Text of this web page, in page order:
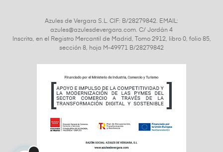
Azules de Vergara S.L. CIF: B/28279842. EMAIL:
azules@azulesdevergara.com. C/ Jordán 4
Inscrita, en el Registro Mercantil de Madrid, Tomo 2912, libro 0, folio 85,
sección 8, hoja M-49971 B/28279842